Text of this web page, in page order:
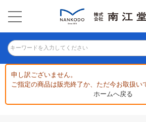
キーワードを入力してください
申し訳ございません。
ご指定の商品は販売終了か、ただ今お取扱い
ホームへ戻る